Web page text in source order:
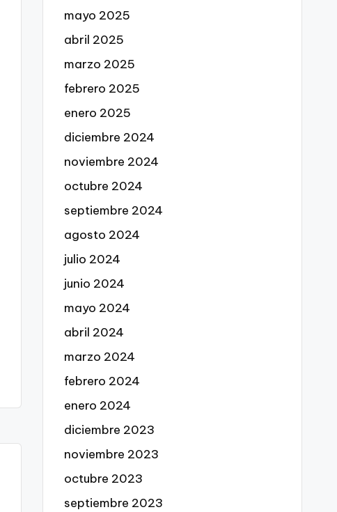
mayo 2025
abril 2025
marzo 2025
febrero 2025
enero 2025
diciembre 2024
noviembre 2024
octubre 2024
septiembre 2024
agosto 2024
julio 2024
junio 2024
mayo 2024
abril 2024
marzo 2024
febrero 2024
enero 2024
diciembre 2023
noviembre 2023
octubre 2023
septiembre 2023